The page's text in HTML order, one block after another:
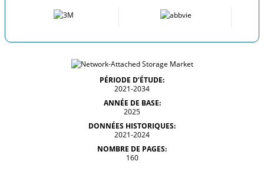
PÉRIODE D’ÉTUDE:
2021-2034
ANNÉE DE BASE:
2025
DONNÉES HISTORIQUES:
2021-2024
NOMBRE DE PAGES:
160